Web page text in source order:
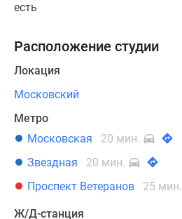
есть
Расположение студии
Локация
Московский
Метро
Московская
20 мин.
Звездная
20 мин.
Проспект Ветеранов
25 мин.
Ж/Д-станция